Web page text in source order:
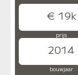
€ 19k
prijs
2014
bouwjaar